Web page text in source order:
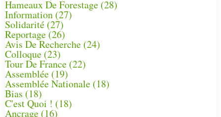
Hameaux De Forestage (28)
Information (27)
Solidarité (27)
Reportage(26)
Avis De Recherche (24)
Colloque (23)
Tour De France (22)
Assemblée (19)
Assemblée Nationale (18)
Bias (18)
C'est Quoi ! (18)
Ancrage (16)